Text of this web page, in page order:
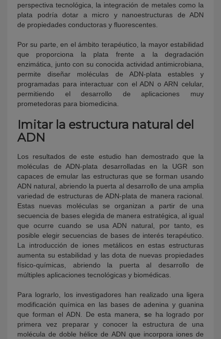
perspectiva tecnológica, la integración de metales como la
plata podría dotar a micro y nanoestructuras de ADN
de propiedades conductoras y fluorescentes.
Por su parte, en el ámbito terapéutico, la mayor estabilidad
que proporciona la plata frente a la degradación
enzimática, junto con su conocida actividad antimicrobiana,
permite diseñar moléculas de ADN-plata estables y
programadas para interactuar con el ADN o ARN celular,
permitiendo el desarrollo de aplicaciones muy
prometedoras para biomedicina.
Imitar la estructura natural del
ADN
Los resultados de este estudio han demostrado que la
moléculas de ADN-plata desarrolladas en la UGR son
capaces de emular las estructuras que se forman usando
ADN natural, abriendo la puerta al desarrollo de una amplia
variedad de estructuras de ADN-plata de manera racional.
Estas nuevas moléculas se organizan a partir de una
secuencia de bases elegida de manera estratégica, al igual
que ocurre cuando se usa ADN natural, por tanto, es
posible elegir secuencias de bases de interés terapéutico.
La introducción de iones metálicos en estas estructuras
aumenta su estabilidad y las dota de nuevas propiedades
físico-químicas, abriendo la puerta al desarrollo de
múltiples aplicaciones tecnológicas y biomédicas.
Para lograrlo, los investigadores han realizado una ligera
modificación química en las bases de adenina y guanina
que forman el ADN. De esta manera, se ha logrado por
primera vez preparar y conocer la estructura de una
molécula de doble hélice de ADN que incorpora iones de